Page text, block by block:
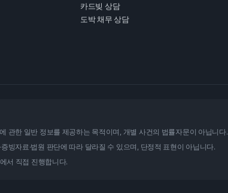
카드빚 상담
도박 채무 상담
관한 일반 정보를 제공하는 목적이며, 개별 사건의 법률자문이 아닙니다.
빙자료·법원 판단에 따라 달라질 수 있으며, 단정적 표현이 아닙니다.
서 직접 진행합니다.